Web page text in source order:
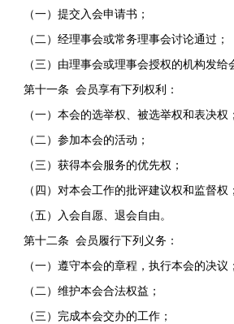
（一）提交入会申请书；
（二）经理事会或常务理事会讨论通过；
（三）由理事会或理事会授权的机构发给
第十一条 会员享有下列权利：
（一）本会的选举权、被选举权和表决权；
（二）参加本会的活动；
（三）获得本会服务的优先权；
（四）对本会工作的批评建议权和监督权；
（五）入会自愿、退会自由。
第十二条 会员履行下列义务：
（一）遵守本会的章程，执行本会的决议；
（二）维护本会合法权益；
（三）完成本会交办的工作；